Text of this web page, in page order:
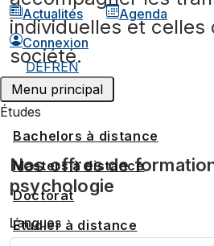
Actualités
Agenda
Connexion
DEFREN
Menu principal
Études
Bachelors à distance
Masters à distance
Doctorat
Étudier à distance
individuelles et celles
société.
Nos offres de
psychologie
Langues